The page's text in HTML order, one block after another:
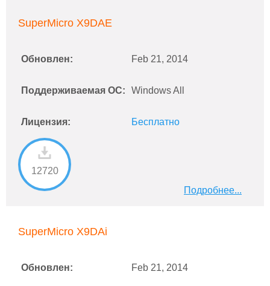
SuperMicro X9DAE
Обновлен: Feb 21, 2014
Поддерживаемая ОС: Windows All
Лицензия: Бесплатно
12720
Подробнее...
SuperMicro X9DAi
Обновлен: Feb 21, 2014